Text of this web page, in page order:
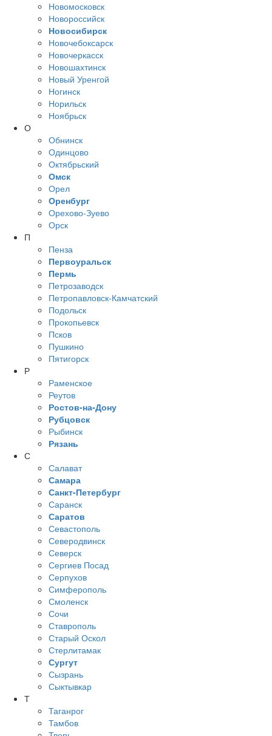
Новомосковск
Новороссийск
Новосибирск
Новочебоксарск
Новочеркасск
Новошахтинск
Новый Уренгой
Ногинск
Норильск
Ноябрьск
О
Обнинск
Одинцово
Октябрьский
Омск
Орел
Оренбург
Орехово-Зуево
Орск
П
Пенза
Первоуральск
Пермь
Петрозаводск
Петропавловск-Камчатский
Подольск
Прокопьевск
Псков
Пушкино
Пятигорск
Р
Раменское
Реутов
Ростов-на-Дону
Рубцовск
Рыбинск
Рязань
С
Салават
Самара
Санкт-Петербург
Саранск
Саратов
Севастополь
Северодвинск
Северск
Сергиев Посад
Серпухов
Симферополь
Смоленск
Сочи
Ставрополь
Старый Оскол
Стерлитамак
Сургут
Сызрань
Сыктывкар
Т
Таганрог
Тамбов